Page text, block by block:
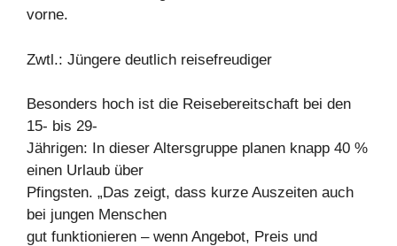
vorne.
Zwtl.: Jüngere deutlich reisefreudiger
Besonders hoch ist die Reisebereitschaft bei den
15- bis 29-
Jährigen: In dieser Altersgruppe planen knapp 40 %
einen Urlaub über
Pfingsten. „Das zeigt, dass kurze Auszeiten auch
bei jungen Menschen
gut funktionieren – wenn Angebot, Preis und